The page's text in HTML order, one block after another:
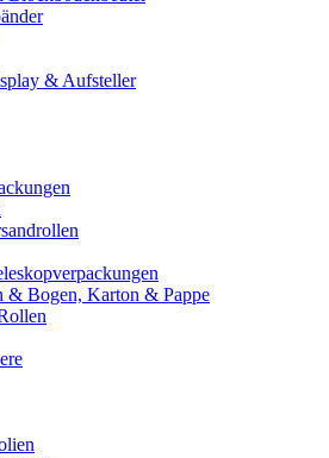
& Aufsteller
& Bogen, Karton & Pappe